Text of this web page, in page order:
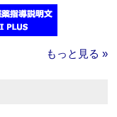
もっと見る »